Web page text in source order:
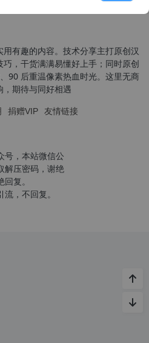
有趣的内容。技术分享主打原创汉
，干货满满易懂好上手；同时原创
90 后重温像素热血时光。这里无商
，期待与同好相遇
捐赠VIP 友情链接
号，本站微信公
解压密码，谢绝
复。
，不回复。